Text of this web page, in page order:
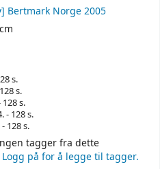
Bertmark Norge2005
s.
s.
128 s.
- 128 s.
128 s.
tagger fra dette
Logg på for å legge til tagger.